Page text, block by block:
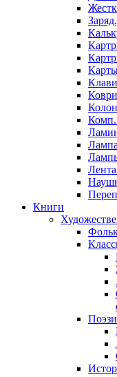
Лампа
Книги